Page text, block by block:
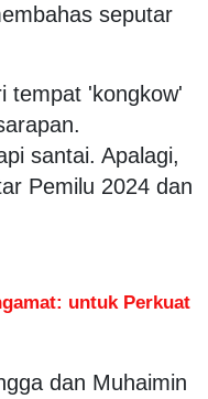
seputar
tempat 'kongkow'
santai. Apalagi,
Pemilu 2024 dan
untuk Perkuat
dan Muhaimin